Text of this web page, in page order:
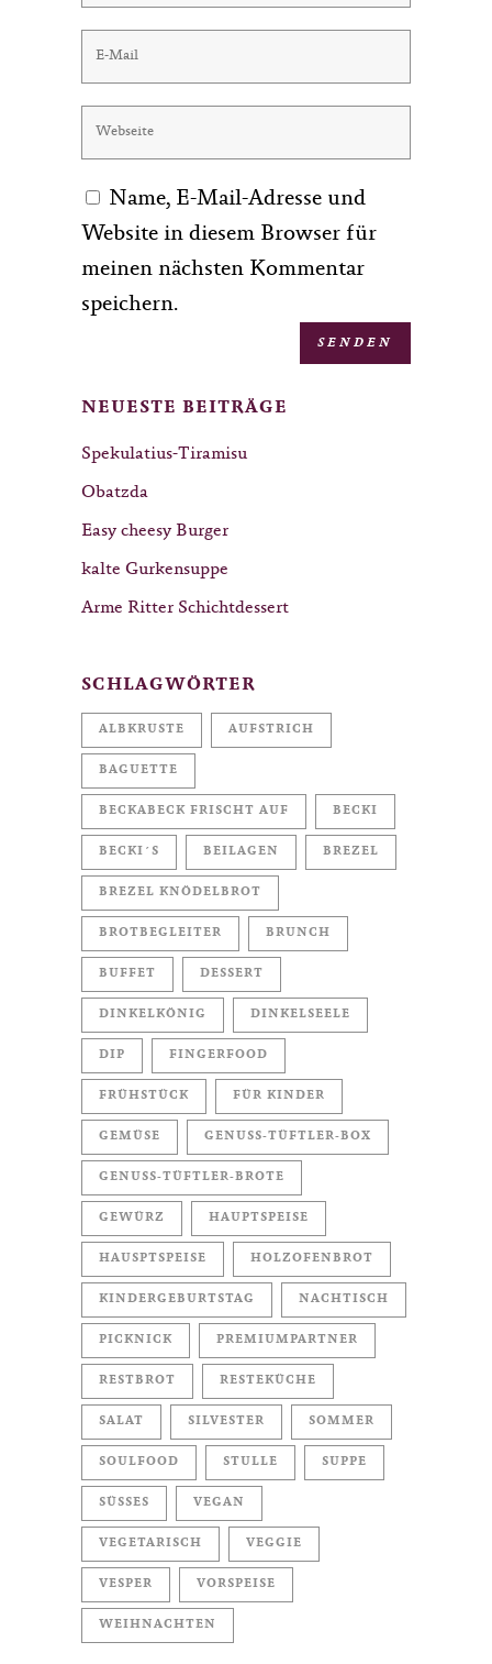
Name, E-Mail-Adresse und
Website in diesem Browser für
meinen nächsten Kommentar
speichern.
NEUESTE BEITRÄGE
Spekulatius-Tiramisu
Obatzda
Easy cheesy Burger
kalte Gurkensuppe
Arme Ritter Schichtdessert
SCHLAGWÖRTER
ALBKRUSTE AUFSTRICH
BAGUETTE
BECKABECK FRISCHT AUF BECKI
BECKI´S BEILAGEN BREZEL
BREZEL KNÖDELBROT
BROTBEGLEITER BRUNCH
BUFFET DESSERT
DINKELKÖNIG DINKELSEELE
DIP FINGERFOOD
FRÜHSTÜCK FÜR KINDER
GEMÜSE GENUSS-TÜFTLER-BOX
GENUSS-TÜFTLER-BROTE
GEWÜRZ HAUPTSPEISE
HAUSPTSPEISE HOLZOFENBROT
KINDERGEBURTSTAG NACHTISCH
PICKNICK PREMIUMPARTNER
RESTBROT RESTEKÜCHE
SALAT SILVESTER SOMMER
SOULFOOD STULLE SUPPE
SÜSSES VEGAN
VEGETARISCH VEGGIE
VESPER VORSPEISE
WEIHNACHTEN